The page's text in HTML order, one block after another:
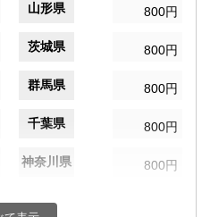
山形県 800円
茨城県 800円
群馬県 800円
千葉県 800円
神奈川県 800円
富山県